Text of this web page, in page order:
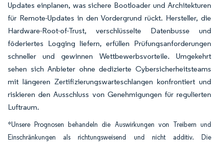
Updates einplanen, was sichere Bootloader und Architekturen
für Remote-Updates in den Vordergrund rückt. Hersteller, die
Hardware-Root-of-Trust, verschlüsselte Datenbusse und
föderiertes Logging liefern, erfüllen Prüfungsanforderungen
schneller und gewinnen Wettbewerbsvorteile. Umgekehrt
sehen sich Anbieter ohne dedizierte Cybersicherheitsteams
mit längeren Zertifizierungswarteschlangen konfrontiert und
riskieren den Ausschluss von Genehmigungen für regulierten
Luftraum.
*Unsere Prognosen behandeln die Auswirkungen von Treibern und
Einschränkungen als richtungsweisend und nicht additiv. Die